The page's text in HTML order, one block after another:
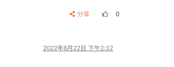
分享 0
2022年6月22日 下午2:32